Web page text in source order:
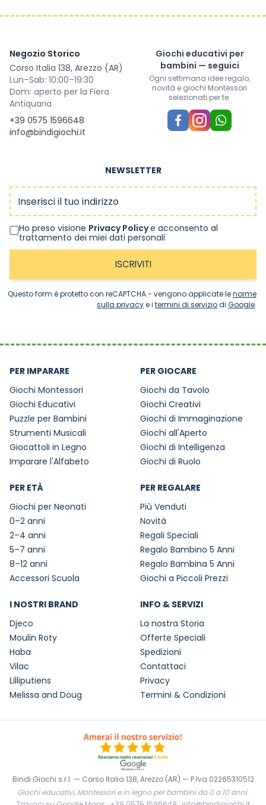
Negozio Storico
Corso Italia 138, Arezzo (AR)
Lun–Sab: 10:00–19:30
Dom: aperto per la Fiera
Antiquaria
+39 0575 1596648
info@bindigiochi.it
Giochi educativi per
bambini — seguici
Ogni settimana idee regalo,
novità e giochi Montessori
selezionati per te.
NEWSLETTER
Indirizzo email
Ho preso visione Privacy Policye acconsento al
trattamento dei miei dati personali
ISCRIVITI
Questo form è protetto con reCAPTCHA - vengono applicate lenorme
sulla privacye i termini di serviziodi Google.
PER IMPARARE
Giochi Montessori
Giochi Educativi
Puzzle per Bambini
Strumenti Musicali
Giocattoli in Legno
Imparare l'Alfabeto
PER GIOCARE
Giochi da Tavolo
Giochi Creativi
Giochi di Immaginazione
Giochi all'Aperto
Giochi di Intelligenza
Giochi di Ruolo
PER ETÀ
Giochi per Neonati
0–2 anni
2–4 anni
5–7 anni
8–12 anni
Accessori Scuola
PER REGALARE
Più Venduti
Novità
Regali Speciali
Regalo Bambino 5 Anni
Regalo Bambina 5 Anni
Giochi a Piccoli Prezzi
I NOSTRI BRAND
Djeco
Moulin Roty
Haba
Vilac
Lilliputiens
Melissa and Doug
INFO & SERVIZI
La nostra Storia
Offerte Speciali
Spedizioni
Contattaci
Privacy
Termini & Condizioni
Bindi Giochi s.r.l. — Corso Italia 138, Arezzo (AR) — P.Iva 02265310512
Giochi educativi, Montessori e in legno per bambini da 0 a 10 anni.